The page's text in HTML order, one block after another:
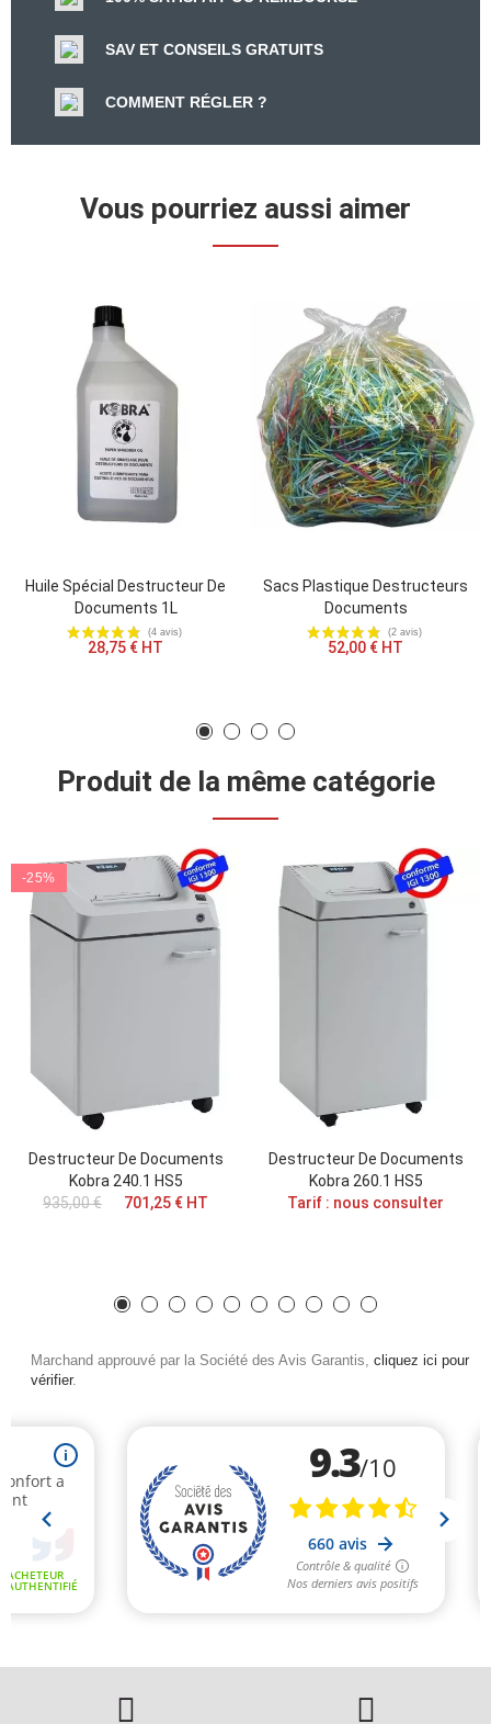
SAV ET CONSEILS GRATUITS
COMMENT RÉGLER ?
Vous pourriez aussi aimer
Huile Spécial Destructeur De
Documents 1L
28,75 € HT
Sacs Plastique Destructeurs
Documents
52,00 € HT
Produit de la même catégorie
-25%
Destructeur De Documents
Kobra 240.1 HS5
935,00 €
701,25 € HT
Destructeur De Documents
Kobra 260.1 HS5
Tarif : nous consulter
Marchand approuvé par la Société des Avis Garantis, cliquez ici pour
vérifier.